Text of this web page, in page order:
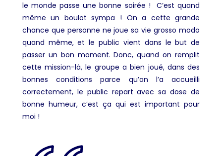
le monde passe une bonne soirée ! C’est quand
même un boulot sympa ! On a cette grande
chance que personne ne joue sa vie grosso modo
quand même, et le public vient dans le but de
passer un bon moment. Donc, quand on remplit
cette mission-là, le groupe a bien joué, dans des
bonnes conditions parce qu’on l’a accueilli
correctement, le public repart avec sa dose de
bonne humeur, c’est ça qui est important pour
moi !